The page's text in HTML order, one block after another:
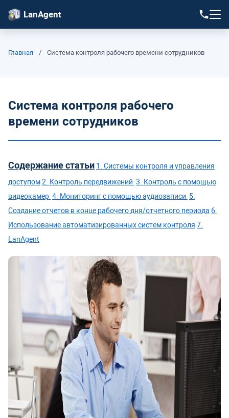
LanAgent
Главная / Система контроля рабочего времени сотрудников
Система контроля рабочего
времени сотрудников
Содержание статьи 1. Системы контроля и управления
доступом2. Контроль передвижений 3. Контроль с помощью
видеокамер 4. Мониторинг с помощью аудиозаписи 5.
Создание отчетов в конце рабочего дня/отчетного периода 6.
Использование автоматизированных систем контроля 7.
LanAgent